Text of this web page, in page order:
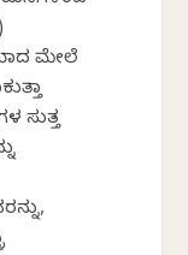
ಮೇಲೆ
ಸುತ್ತ